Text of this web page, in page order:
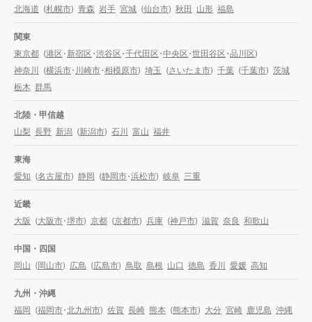
北海道 (札幌市) 青森 岩手 宮城 (仙台市) 秋田 山形 福島
関東
東京都 (港区・新宿区・渋谷区・千代田区・中央区・世田谷区・品川区)
神奈川 (横浜市・川崎市・相模原市) 埼玉 (さいたま市) 千葉 (千葉市) 茨城
栃木 群馬
北陸・甲信越
山梨 長野 新潟 (新潟市) 石川 富山 福井
東海
愛知 (名古屋市) 静岡 (静岡市・浜松市) 岐阜 三重
近畿
大阪 (大阪市・堺市) 京都 (京都市) 兵庫 (神戸市) 滋賀 奈良 和歌山
中国・四国
岡山 (岡山市) 広島 (広島市) 鳥取 島根 山口 徳島 香川 愛媛 高知
九州・沖縄
福岡 (福岡市・北九州市) 佐賀 長崎 熊本 (熊本市) 大分 宮崎 鹿児島 沖縄